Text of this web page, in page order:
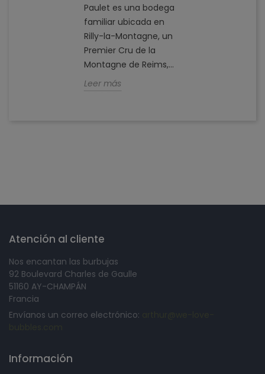
Paulet es una bodega
familiar ubicada en
Rilly-la-Montagne, un
Premier Cru de la
Montagne de Reims,...
Leer más
Atención al cliente
Nos encantan las burbujas
92 Boulevard Charles de Gaulle
51160 AY-CHAMPÁN
Francia
Envíanos un correo electrónico:
Información